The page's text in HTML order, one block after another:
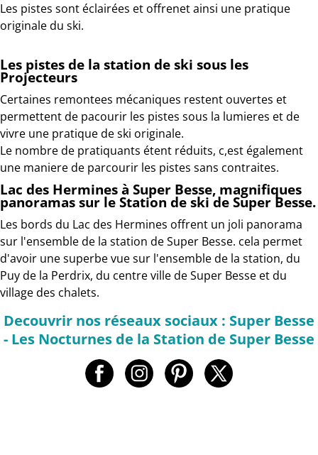
Les pistes sont éclairées et offrenet ainsi une pratique
originale du ski.
Les pistes de la station de ski sous les
Projecteurs
Certaines remontees mécaniques restent ouvertes et
permettent de pacourir les pistes sous la lumieres et de
vivre une pratique de ski originale.
Le nombre de pratiquants étent réduits, c,est également
une maniere de parcourir les pistes sans contraites.
Lac des Hermines à Super Besse, magnifiques
panoramas sur le Station de ski de Super Besse.
Les bords du Lac des Hermines offrent un joli panorama
sur l'ensemble de la station de Super Besse. cela permet
d'avoir une superbe vue sur l'ensemble de la station, du
Puy de la Perdrix, du centre ville de Super Besse et du
village des chalets.
Decouvrir nos réseaux sociaux : Super Besse
- Les Nocturnes de la Station de Super Besse